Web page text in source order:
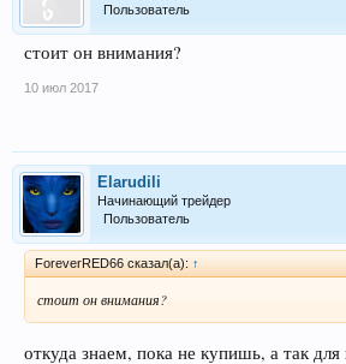
Пользователь
стоит он внимания?
10 июл 2017
Elarudili
Начинающий трейдер
Пользователь
ForeverRED66 сказал(а): ↑
стоит он внимания?
откуда знаем, пока не купишь, а так